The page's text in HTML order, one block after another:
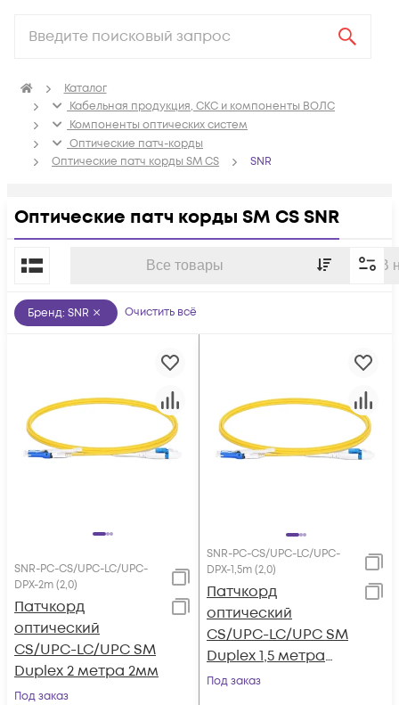
Каталог
Кабельная продукция, СКС и компоненты ВОЛС
Компоненты оптических систем
Оптические патч-корды
Оптические патч корды SM CS
SNR
Оптические патч корды SM CS SNR
Все товары В
По популярности
Бренд: SNR Очистить всё
SNR-PC-CS/UPC-LC/UPC-
DPX-2m (2,0)
Патчкорд
оптический
CS/UPC-LC/UPC SM
Duplex 2 метра 2мм
Под заказ
SNR-PC-CS/UPC-LC/UPC-
DPX-1,5m (2,0)
Патчкорд
оптический
CS/UPC-LC/UPC SM
Duplex 1,5 метра
2мм
Под заказ